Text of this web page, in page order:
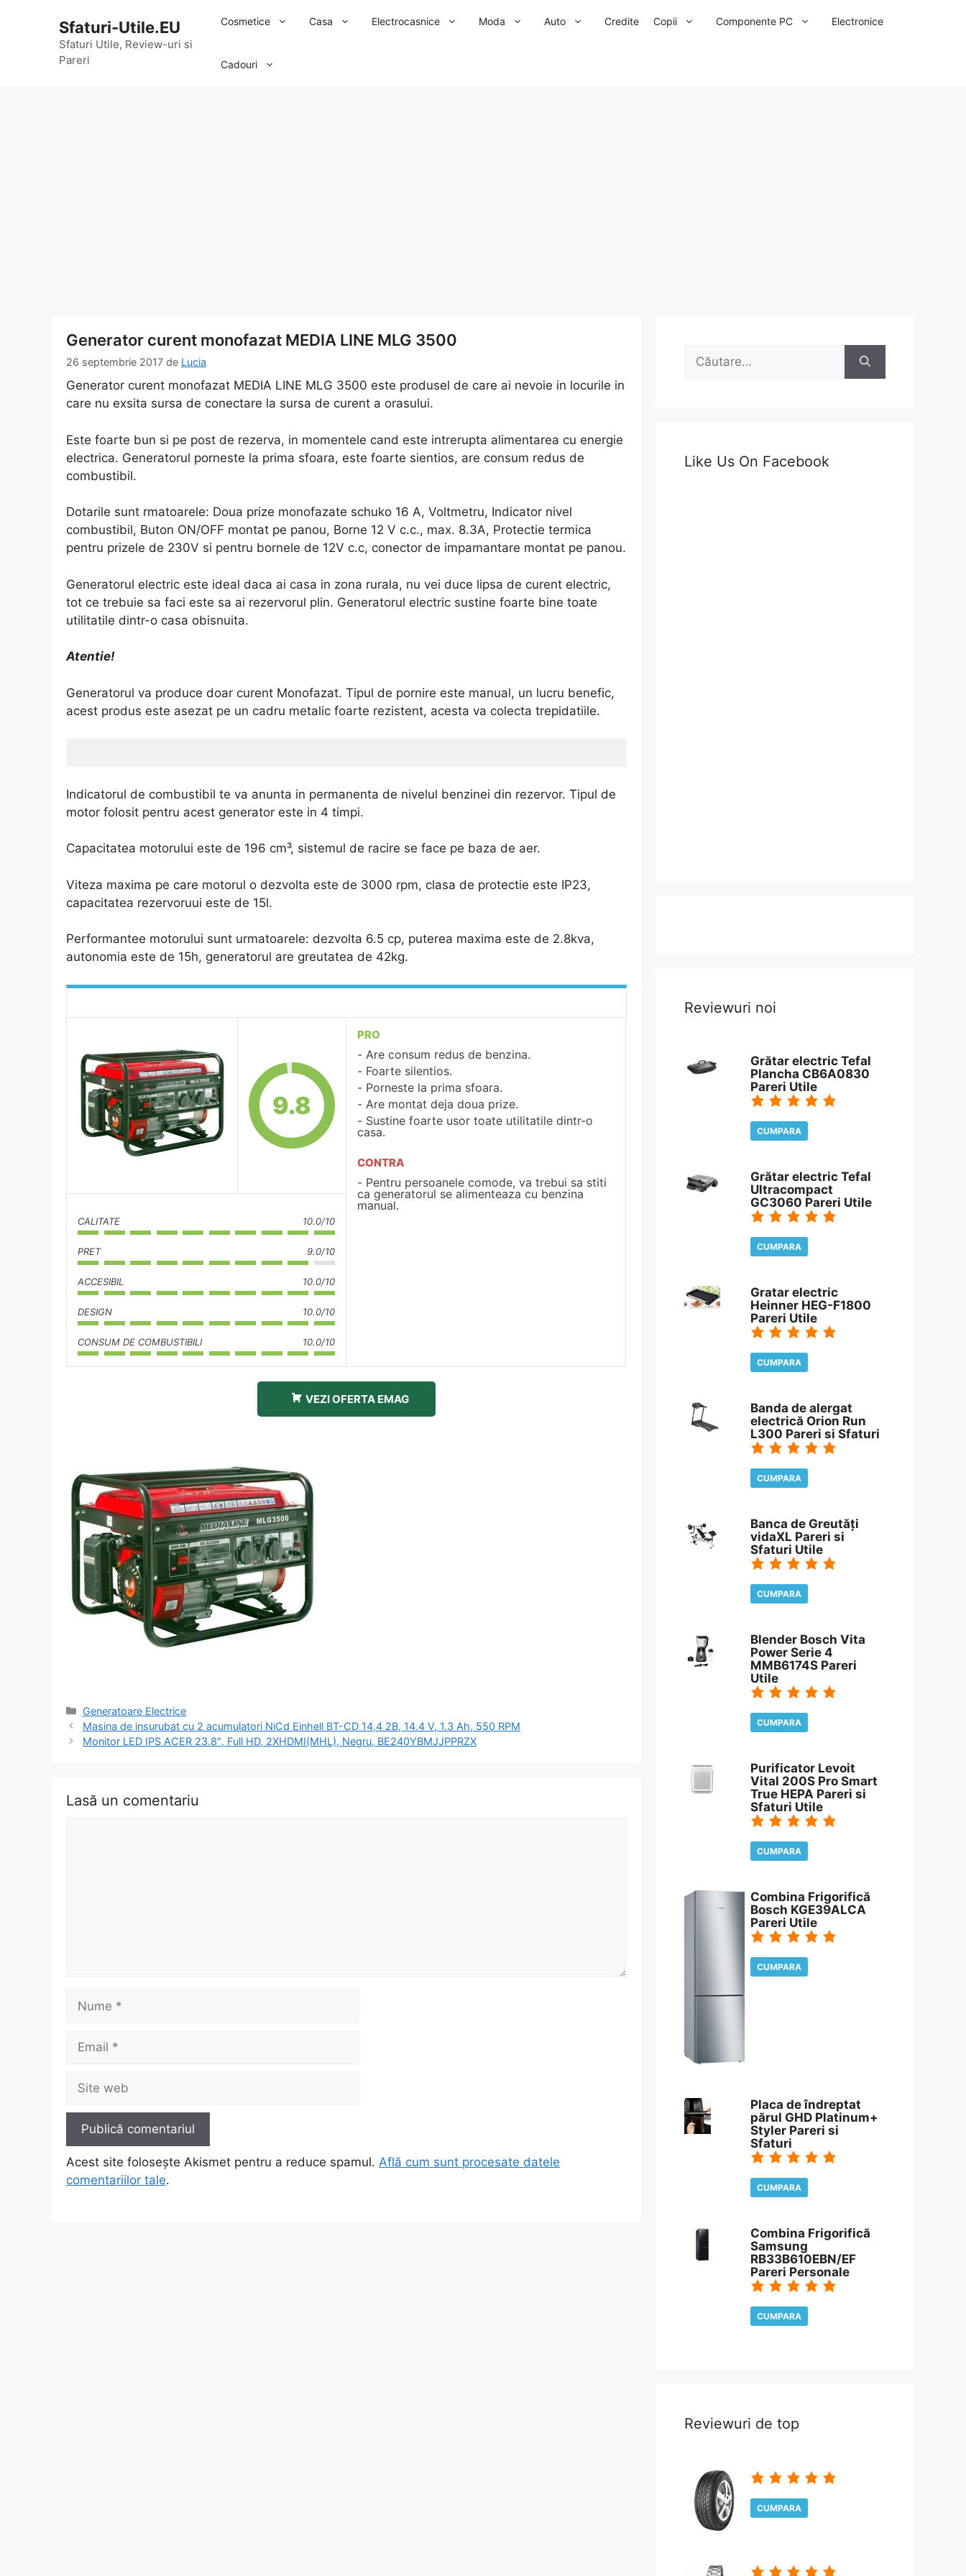
Sfaturi-Utile.EU
Sfaturi Utile, Review-uri si
Pareri
Cosmetice Casa Electrocasnice Moda Auto Credite Copii Componente PC Electronice
Cadouri
Generator curent monofazat MEDIA LINE MLG 3500
26 septembrie 2017 de Lucia
Generator curent monofazat MEDIA LINE MLG 3500 este produsel de care ai nevoie in locurile in
care nu exsita sursa de conectare la sursa de curent a orasului.
Este foarte bun si pe post de rezerva, in momentele cand este intrerupta alimentarea cu energie
electrica. Generatorul porneste la prima sfoara, este foarte sientios, are consum redus de
combustibil.
Dotarile sunt rmatoarele: Doua prize monofazate schuko 16 A, Voltmetru, Indicator nivel
combustibil, Buton ON/OFF montat pe panou, Borne 12 V c.c., max. 8.3A, Protectie termica
pentru prizele de 230V si pentru bornele de 12V c.c, conector de impamantare montat pe panou.
Generatorul electric este ideal daca ai casa in zona rurala, nu vei duce lipsa de curent electric,
tot ce trebuie sa faci este sa ai rezervorul plin. Generatorul electric sustine foarte bine toate
utilitatile dintr-o casa obisnuita.
Atentie!
Generatorul va produce doar curent Monofazat. Tipul de pornire este manual, un lucru benefic,
acest produs este asezat pe un cadru metalic foarte rezistent, acesta va colecta trepidatiile.
Indicatorul de combustibil te va anunta in permanenta de nivelul benzinei din rezervor. Tipul de
motor folosit pentru acest generator este in 4 timpi.
Capacitatea motorului este de 196 cm³, sistemul de racire se face pe baza de aer.
Viteza maxima pe care motorul o dezvolta este de 3000 rpm, clasa de protectie este IP23,
capacitatea rezervoruui este de 15l.
Performantee motorului sunt urmatoarele: dezvolta 6.5 cp, puterea maxima este de 2.8kva,
autonomia este de 15h, generatorul are greutatea de 42kg.
9.8
CALITATE 10.0/10
PRET 9.0/10
ACCESIBIL 10.0/10
DESIGN 10.0/10
CONSUM DE COMBUSTIBILI 10.0/10
PRO
Are consum redus de benzina.
Foarte silentios.
Porneste la prima sfoara.
Are montat deja doua prize.
Sustine foarte usor toate utilitatile dintr-o
casa.
CONTRA
Pentru persoanele comode, va trebui sa stiti
ca generatorul se alimenteaza cu benzina
manual.
VEZI OFERTA EMAG
Categorii
Generatoare Electrice
Navigare
în
Masina de insurubat cu 2 acumulatori NiCd Einhell BT-CD 14,4 2B, 14.4 V, 1.3 Ah, 550 RPM
Monitor LED IPS ACER 23.8″, Full HD, 2XHDMI(MHL), Negru, BE240YBMJJPPRZX
Lasă un comentariu
web
Acest site folosește Akismet pentru a reduce spamul. Află cum sunt procesate datele
comentariilor tale.
Caută
Like Us On Facebook
Reviewuri noi
Grătar electric Tefal
Plancha CB6A0830
Pareri Utile
CUMPARA
Grătar electric Tefal
Ultracompact
GC3060 Pareri Utile
CUMPARA
Gratar electric
Heinner HEG-F1800
Pareri Utile
CUMPARA
Banda de alergat
electrică Orion Run
L300 Pareri si Sfaturi
CUMPARA
Banca de Greutăți
vidaXL Pareri si
Sfaturi Utile
CUMPARA
Blender Bosch Vita
Power Serie 4
MMB6174S Pareri
Utile
CUMPARA
Purificator Levoit
Vital 200S Pro Smart
True HEPA Pareri si
Sfaturi Utile
CUMPARA
Combina Frigorifică
Bosch KGE39ALCA
Pareri Utile
CUMPARA
Placa de îndreptat
părul GHD Platinum+
Styler Pareri si
Sfaturi
CUMPARA
Combina Frigorifică
Samsung
RB33B610EBN/EF
Pareri Personale
CUMPARA
Reviewuri de top
CUMPARA